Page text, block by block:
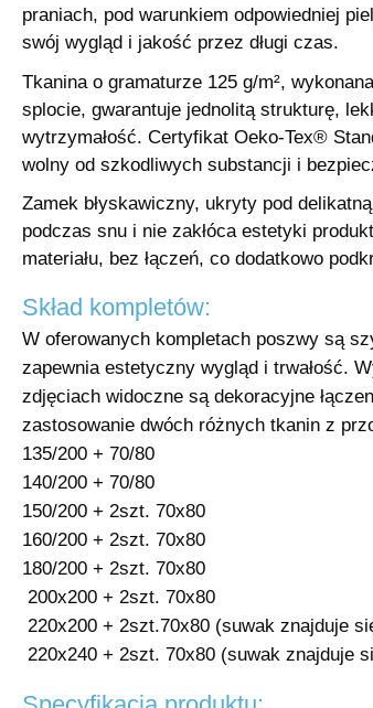
praniach, pod warunkiem odpowiedniej
swój wygląd i jakość przez długi czas.
Tkanina o gramaturze 125 g/m²,
splocie, gwarantuje jednolitą strukturę,
wytrzymałość. Certyfikat Oeko-Tex®
wolny od szkodliwych substancji i
Zamek błyskawiczny, ukryty pod
podczas snu i nie zakłóca estetyki
materiału, bez łączeń, co dodatkowo
Skład kompletów:
W oferowanych kompletach poszwy są
zapewnia estetyczny wygląd i trwałość.
zdjęciach widoczne są dekoracyjne
zastosowanie dwóch różnych tkanin z
135/200 + 70/80
140/200 + 70/80
150/200 + 2szt. 70x80
160/200 + 2szt. 70x80
180/200 + 2szt. 70x80
200x200 + 2szt. 70x80
220x200 + 2szt.70x80 (suwak znajduje
220x240 + 2szt. 70x80 (suwak znajduje